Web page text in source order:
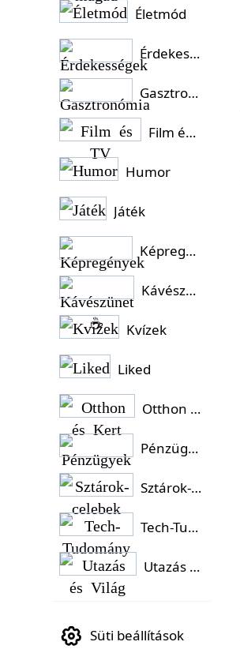
Életmód
Érdekességek
Gasztronómia
Film és TV
Humor
Játék
Képregények
Kávészünet ☕
Kvízek
Liked
Otthon és Kert
Pénzügyek
Sztárok-celebek
Tech-Tudomány
Utazás és Világ
Süti beállítások